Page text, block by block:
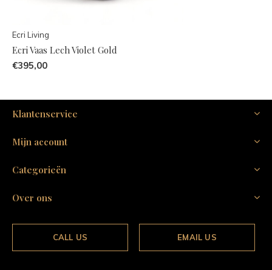
Ecri Living
Ecri Vaas Lech Violet Gold
€395,00
Klantenservice
Mijn account
Categorieën
Over ons
CALL US EMAIL US